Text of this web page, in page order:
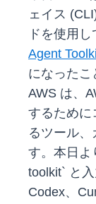
ェイス
ドを使用
Agent
になったこ
AWS は、
するために
るツール、
す。本日よ
toolkit` と
Codex、